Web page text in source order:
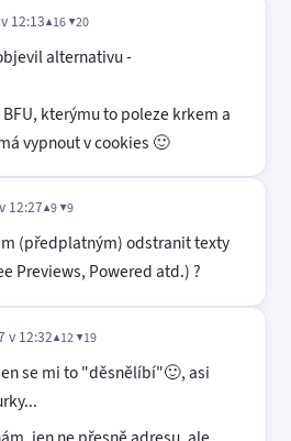
12:13▲16 ▼20
alternativu -
kterýmu to poleze krkem a
vypnout v cookies 🙂
12:27▲9 ▼9
(předplatným) odstranit texty
Previews, Powered atd.) ?
v 12:32▲12 ▼19
se mi to "děsnělíbí"🙂, asi